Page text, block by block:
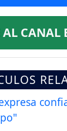
AL CANAL